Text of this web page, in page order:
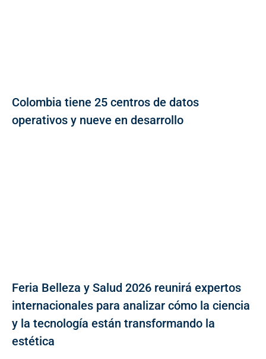
Colombia tiene 25 centros de datos
operativos y nueve en desarrollo
Feria Belleza y Salud 2026 reunirá expertos
internacionales para analizar cómo la ciencia
y la tecnología están transformando la
estética